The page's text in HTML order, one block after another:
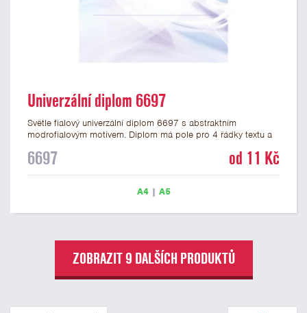
Univerzální diplom 6697
Světle fialový univerzální diplom 6697 s abstraktním
modrofialovým motivem. Diplom má pole pro 4 řádky textu a
ve formátu A4 a A5. Papírový diplom s univerzálním
6697 od 11 Kč
A4| A5
ZOBRAZIT 9 DALŠÍCH PRODUKTŮ